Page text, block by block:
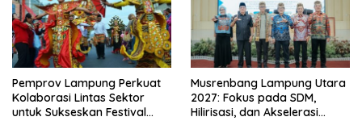
Pemprov Lampung Perkuat
Kolaborasi Lintas Sektor
untuk Sukseskan Festival
Musrenbang Lampung Utara
2027: Fokus pada SDM,
Hilirisasi, dan Akselerasi